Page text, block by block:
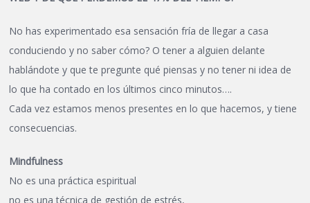
No has experimentado esa sensación fría de llegar a casa
conduciendo y no saber cómo? O tener a alguien delante
hablándote y que te pregunte qué piensas y no tener ni idea de
lo que ha contado en los últimos cinco minutos….
Cada vez estamos menos presentes en lo que hacemos, y tiene
consecuencias.
Mindfulness
No es una práctica espiritual
no es una técnica de gestión de estrés,